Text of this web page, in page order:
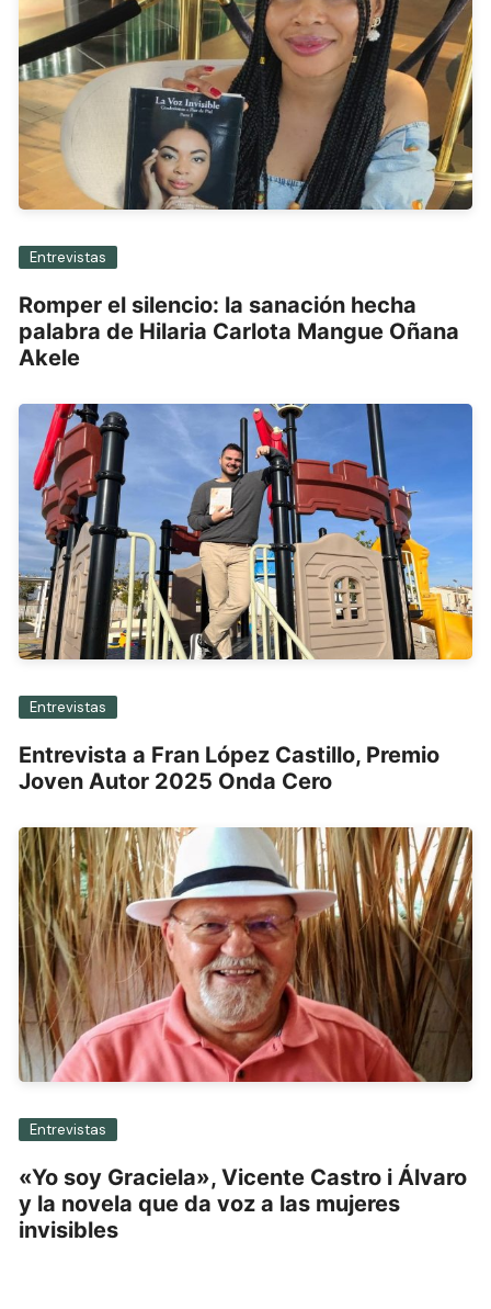
Entrevistas
Romper el silencio: la sanación hecha
palabra de Hilaria Carlota Mangue Oñana
Akele
Entrevistas
Entrevista a Fran López Castillo, Premio
Joven Autor 2025 Onda Cero
Entrevistas
«Yo soy Graciela», Vicente Castro i Álvaro
y la novela que da voz a las mujeres
invisibles